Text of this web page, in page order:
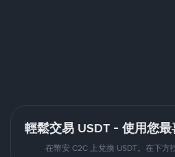
輕鬆交易 USDT - 使用您
在幣安 C2C 上兌換 USDT。在下